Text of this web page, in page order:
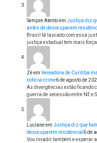
Sempre Atentoem Justiça diz
antes de desocuparem
Brasil tá lascado com essa
justiça estadual tem mais
Zéem Vereadora de Curitiba
notícia-crime6 de agosto de
As divergências estão ficando
guerra de secessão entre NE e
Lucianeem Justiça diz que
desocuparem residencial 6 de
Vou invadir também e esperar